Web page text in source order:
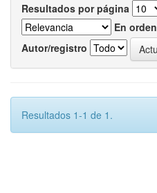
Resultados por página
En orden
Autor/registro
Resultados 1-1 de 1.